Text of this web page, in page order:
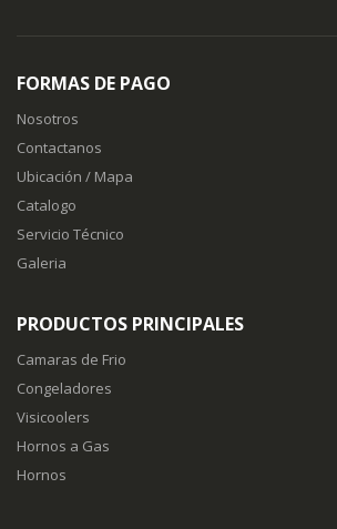
FORMAS DE PAGO
Nosotros
Contactanos
Ubicación / Mapa
Catalogo
Servicio Técnico
Galeria
PRODUCTOS PRINCIPALES
Camaras de Frio
Congeladores
Visicoolers
Hornos a Gas
Hornos